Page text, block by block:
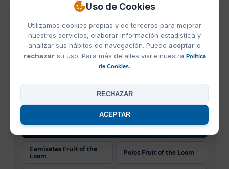
Uso de Cookies
Utilizamos cookies propias y de terceros para mejorar
nuestros servicios, elaborar información estadística y
analizar sus hábitos de navegación. Puede aceptar o
rechazarsu uso. Para más detalles visite nuestra Política
de Cookies.
RECHAZAR
ACEPTAR
explora las categorías fruit of the loom que ves debajo, elige tu
diseño y recibe tu pedido en 5-7 días laborables. Pedido mínimo
reducido. Todo el catálogo fruit of the loomestá listo para ser
serigrafiado, estampado o bordado
Explora todo el catálogo Fruit of the Loom por familia de
producto. Encuentra el artículo Fruit of the Loom que
necesitas y personalízalo al por mayor.
Catálogo Fruit of the Loom 2026
Camisetas Fruit of the
Loom
Polos Fruit of the Loom